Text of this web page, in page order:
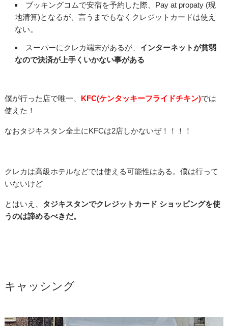
ブッキングコムで安宿を予約した際、Pay at propaty (現
地清算)となるが、言うまでもなくクレジットカードは使え
ない。
スーパーにクレカ端末があるが、 インターネットが貧弱
なので決済が上手くいかない事がある
僕が行った店で唯一、 KFC(ケンタッキーフライドチキン)では
使えた！
なおタジキスタン全土にKFCは2店しかないぜ！！！！
クレカは高級ホテルなどでは使える可能性はある。僕は行って
いないけど
とはいえ、 タジキスタンでクレジットカード ショッピングを使
うのは諦めるべきだ。
キャッシング